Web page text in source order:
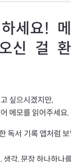
병덕 (옮긴이)
린 문장 하나
읽고 든 생각 하나
록해보는 건 어때요?
이 됩니다.
세요!
신 걸
싶으시겠지만,
메모를 읽어주세요.
독서 기록 앱처럼
생각, 문장 하나하나